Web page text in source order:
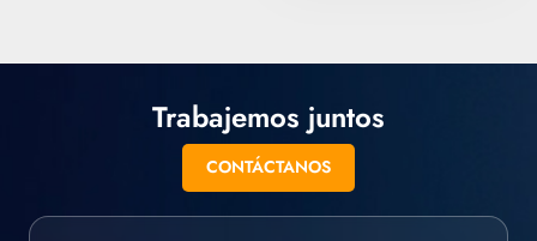
aislado especial,
trenzado y en otros
formatos.
Trabajemos juntos
CONTÁCTANOS